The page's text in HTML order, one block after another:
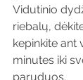
Vidutinio
riebalų,
kepinkite ant
minutes iki
paruduos.